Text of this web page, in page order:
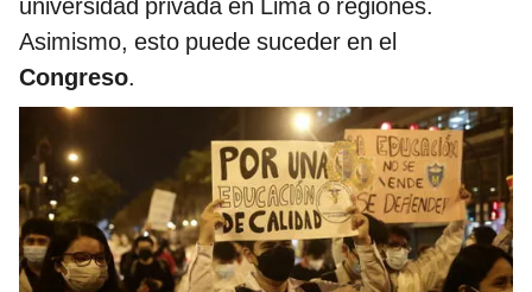
universidad privada en Lima o regiones.
Asimismo, esto puede suceder en el
Congreso.